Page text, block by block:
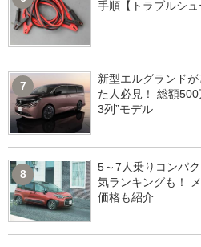
手順【トラブルシュ
7
新型エルグランド
た人必見！ 総額
3列”モデル
8
5～7人乗りコンパ
気ランキングも！
価格も紹介